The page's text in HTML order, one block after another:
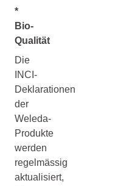
*
Bio-
Qualität
Die
INCI-
Deklarationen
der
Weleda-
Produkte
werden
regelmässig
aktualisiert,